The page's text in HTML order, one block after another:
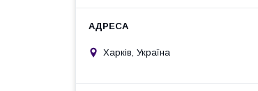
Харків, Україна